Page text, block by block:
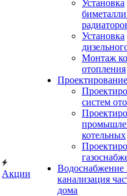
Акции
Установка
Установка
Монтаж
отопления
Проектирование
систем
котельных
Водоснабжение
канализация
дома